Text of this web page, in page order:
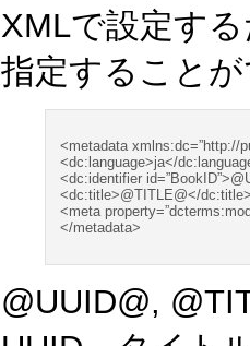
XMLで設定す
指定すること
<metadata xmlns:dc=”http://
<dc:language>ja</
<dc:identifier
<dc:title>@TITLE@</
<meta
</metadata>
@UUID@,